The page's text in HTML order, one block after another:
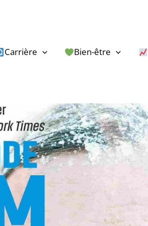
Carrière Bien-être